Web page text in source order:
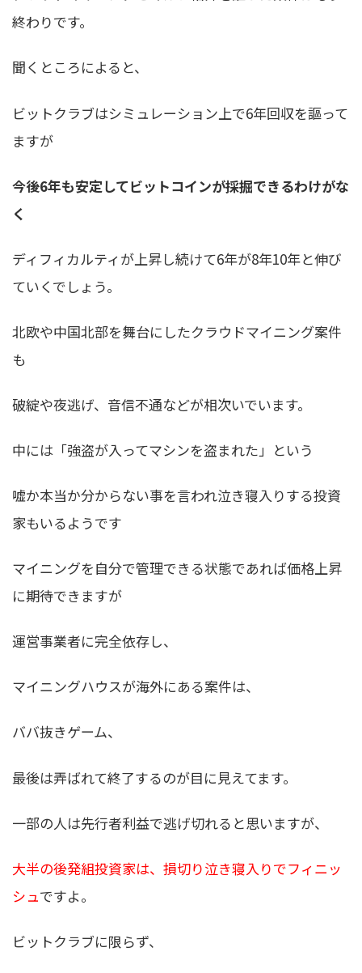
終わりです。
聞くところによると、
ビットクラブはシミュレーション上で6年回収を謳って
ますが
今後6年も安定してビットコインが採掘できるわけがな
く
ディフィカルティが上昇し続けて6年が8年10年と伸び
ていくでしょう。
北欧や中国北部を舞台にしたクラウドマイニング案件
も
破綻や夜逃げ、音信不通などが相次いでいます。
中には「強盗が入ってマシンを盗まれた」という
嘘か本当か分からない事を言われ泣き寝入りする投資
家もいるようです
マイニングを自分で管理できる状態であれば価格上昇
に期待できますが
運営事業者に完全依存し、
マイニングハウスが海外にある案件は、
ババ抜きゲーム、
最後は弄ばれて終了するのが目に見えてます。
一部の人は先行者利益で逃げ切れると思いますが、
大半の後発組投資家は、損切り泣き寝入りでフィニッ
シュですよ。
ビットクラブに限らず、